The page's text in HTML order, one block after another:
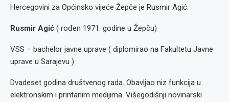
Hercegovini za Općinsko vijeće Žepče je Rusmir Agić.
Rusmir Agić ( rođen 1971. godine u Žepču)
VSS – bachelor javne uprave ( diplomirao na Fakultetu Javne
uprave u Sarajevu )
Dvadeset godina društvenog rada. Obavljao niz funkcija u
elektronskim i printanim medijima. Višegodišnji novinarski